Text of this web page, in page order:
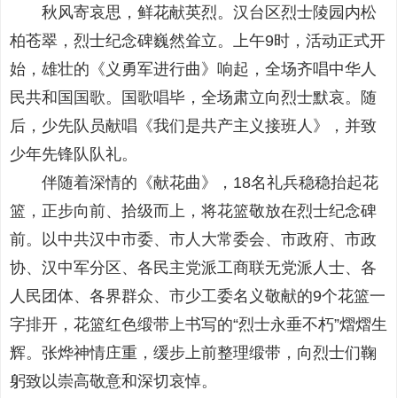
秋风寄哀思，鲜花献英烈。汉台区烈士陵园内松
柏苍翠，烈士纪念碑巍然耸立。上午9时，活动正式开
始，雄壮的《义勇军进行曲》响起，全场齐唱中华人
民共和国国歌。国歌唱毕，全场肃立向烈士默哀。随
后，少先队员献唱《我们是共产主义接班人》，并致
少年先锋队队礼。
伴随着深情的《献花曲》，18名礼兵稳稳抬起花
篮，正步向前、拾级而上，将花篮敬放在烈士纪念碑
前。以中共汉中市委、市人大常委会、市政府、市政
协、汉中军分区、各民主党派工商联无党派人士、各
人民团体、各界群众、市少工委名义敬献的9个花篮一
字排开，花篮红色缎带上书写的“烈士永垂不朽”熠熠生
辉。张烨神情庄重，缓步上前整理缎带，向烈士们鞠
躬致以崇高敬意和深切哀悼。